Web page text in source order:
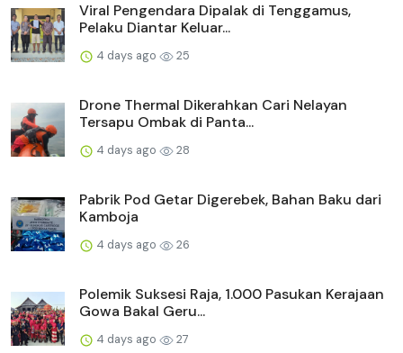
Viral Pengendara Dipalak di Tenggamus,
Pelaku Diantar Keluar...
4 days ago 25
Drone Thermal Dikerahkan Cari Nelayan
Tersapu Ombak di Panta...
4 days ago 28
Pabrik Pod Getar Digerebek, Bahan Baku dari
Kamboja
4 days ago 26
Polemik Suksesi Raja, 1.000 Pasukan Kerajaan
Gowa Bakal Geru...
4 days ago 27